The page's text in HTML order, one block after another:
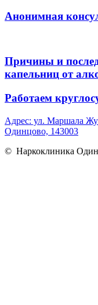
Анонимная
Причины и
капельниц от
Работаем
Адрес: ул. Маршала
Одинцово, 143003
© Наркоклиника